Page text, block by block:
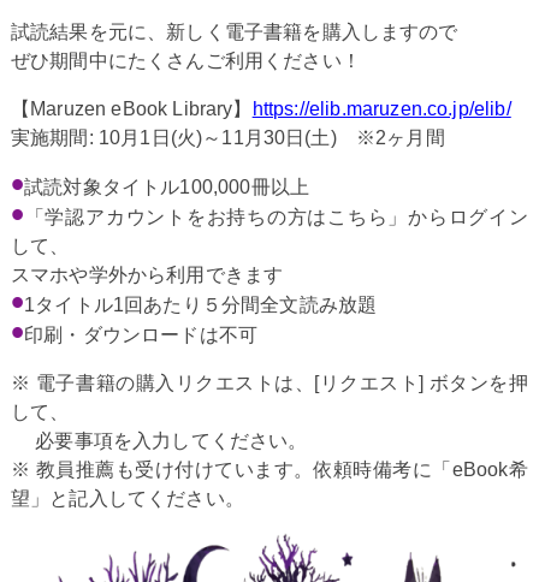
試読結果を元に、新しく電子書籍を購入しますので
ぜひ期間中にたくさんご利用ください！
【Maruzen eBook Library】
https://elib.maruzen.co.jp/elib/
実施期間: 10月1日(火)～11月30日(土) ※2ヶ月間
試読対象タイトル100,000冊以上
「学認アカウントをお持ちの方はこちら」からログイン
して、
スマホや学外から利用できます
1タイトル1回あたり５分間全文読み放題
印刷・ダウンロードは不可
※ 電子書籍の購入リクエストは、[リクエスト] ボタンを押
して、
必要事項を入力してください。
※ 教員推薦も受け付けています。依頼時備考に「eBook希
望」と記入してください。